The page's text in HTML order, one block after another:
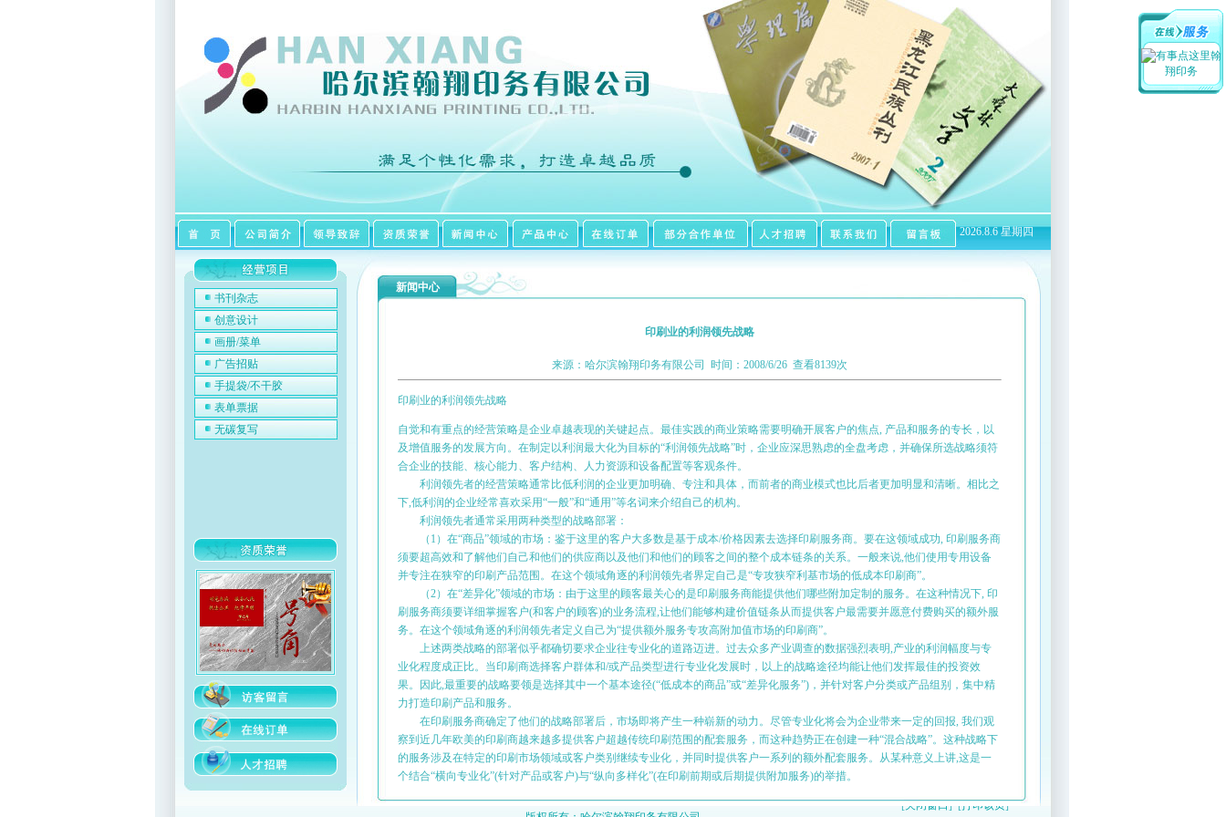
2026.8.6 星期四
书刊杂志
创意设计
画册/菜单
广告招贴
手提袋/不干胶
表单票据
无碳复写
新闻中心
印刷业的利润领先战略
来源：哈尔滨翰翔印务有限公司 时间：2008/6/26 查看8139次
印刷业的利润领先战略
自觉和有重点的经营策略是企业卓越表现的关键起点。最佳实践的商业策略需要明确开展客户的焦点, 产品和服务的专长，以
及增值服务的发展方向。在制定以利润最大化为目标的“利润领先战略”时，企业应深思熟虑的全盘考虑，并确保所选战略须符
合企业的技能、核心能力、客户结构、人力资源和设备配置等客观条件。
利润领先者的经营策略通常比低利润的企业更加明确、专注和具体，而前者的商业模式也比后者更加明显和清晰。相比之
下,低利润的企业经常喜欢采用“一般”和“通用”等名词来介绍自己的机构。
利润领先者通常采用两种类型的战略部署：
（1）在“商品”领域的市场：鉴于这里的客户大多数是基于成本/价格因素去选择印刷服务商。要在这领域成功, 印刷服务商
须要超高效和了解他们自己和他们的供应商以及他们和他们的顾客之间的整个成本链条的关系。一般来说,他们使用专用设备
并专注在狭窄的印刷产品范围。在这个领域角逐的利润领先者界定自己是“专攻狭窄利基市场的低成本印刷商”。
（2）在“差异化”领域的市场：由于这里的顾客最关心的是印刷服务商能提供他们哪些附加定制的服务。在这种情况下, 印
刷服务商须要详细掌握客户(和客户的顾客)的业务流程,让他们能够构建价值链条从而提供客户最需要并愿意付费购买的额外服
务。在这个领域角逐的利润领先者定义自己为“提供额外服务专攻高附加值市场的印刷商”。
上述两类战略的部署似乎都确切要求企业往专业化的道路迈进。过去众多产业调查的数据强烈表明,产业的利润幅度与专
业化程度成正比。当印刷商选择客户群体和/或产品类型进行专业化发展时，以上的战略途径均能让他们发挥最佳的投资效
果。因此,最重要的战略要领是选择其中一个基本途径(“低成本的商品”或“差异化服务”)，并针对客户分类或产品组别，集中精
力打造印刷产品和服务。
在印刷服务商确定了他们的战略部署后，市场即将产生一种崭新的动力。尽管专业化将会为企业带来一定的回报, 我们观
察到近几年欧美的印刷商越来越多提供客户超越传统印刷范围的配套服务，而这种趋势正在创建一种“混合战略”。这种战略下
的服务涉及在特定的印刷市场领域或客户类别继续专业化，并同时提供客户一系列的额外配套服务。从某种意义上讲,这是一
个结合“横向专业化”(针对产品或客户)与“纵向多样化”(在印刷前期或后期提供附加服务)的举措。
[关闭窗口] [打印该页]
翰
翔印务